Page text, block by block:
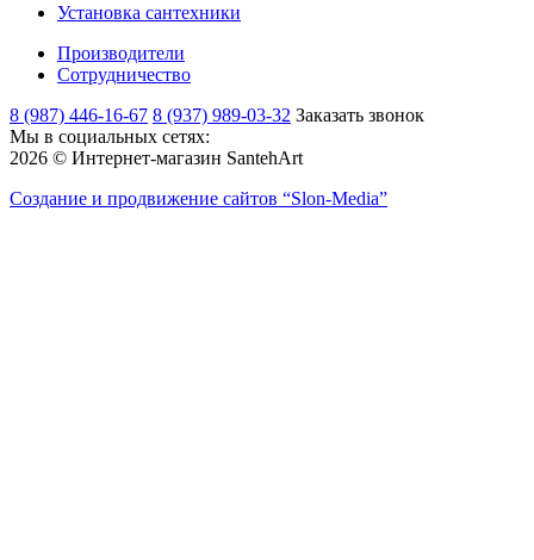
Установка сантехники
Производители
Сотрудничество
8 (987) 446-16-67 8 (937) 989-03-32 Заказать звонок
Мы в социальных сетях:
2026 © Интернет-магазин SantehArt
Создание и продвижение сайтов “Slon-Media”